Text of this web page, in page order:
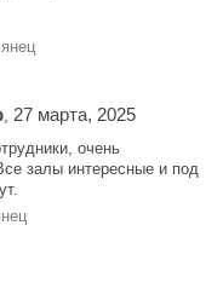
, 27 марта, 2025
очень
залы интересные и под